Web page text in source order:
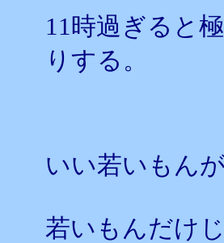
11時過ぎると
りする。
いい若いもん
若いもんだけ